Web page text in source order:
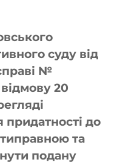
суду від
№
20
придатності до
та
подану